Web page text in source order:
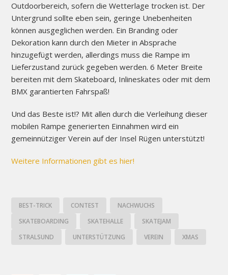
Outdoorbereich, sofern die Wetterlage trocken ist. Der
Untergrund sollte eben sein, geringe Unebenheiten
können ausgeglichen werden. Ein Branding oder
Dekoration kann durch den Mieter in Absprache
hinzugefügt werden, allerdings muss die Rampe im
Lieferzustand zurück gegeben werden. 6 Meter Breite
bereiten mit dem Skateboard, Inlineskates oder mit dem
BMX garantierten Fahrspaß!
Und das Beste ist!? Mit allen durch die Verleihung dieser
mobilen Rampe generierten Einnahmen wird ein
gemeinnütziger Verein auf der Insel Rügen unterstützt!
Weitere Informationen gibt es hier!
BEST-TRICK CONTEST
NACHWUCHS
SKATEBOARDING
SKATEHALLE
SKATEJAM
STRALSUND
UNTERSTÜTZUNG VEREIN XMAS